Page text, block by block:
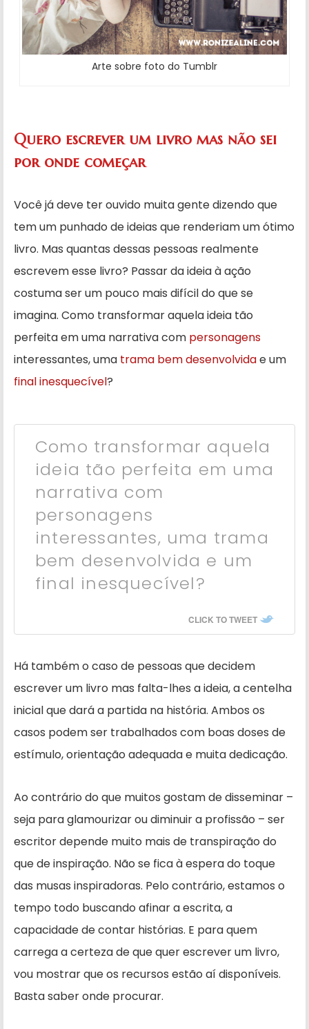
Arte sobre foto do Tumblr
Quero escrever um livro mas não sei
por onde começar
Você já deve ter ouvido muita gente dizendo que
tem um punhado de ideias que renderiam um ótimo
livro. Mas quantas dessas pessoas realmente
escrevem esse livro? Passar da ideia à ação
costuma ser um pouco mais difícil do que se
imagina. Como transformar aquela ideia tão
perfeita em uma narrativa com personagens
interessantes, uma trama bem desenvolvidae um
final inesquecível?
Como transformar aquela
ideia tão perfeita em uma
narrativa com
personagens
interessantes, uma trama
bem desenvolvida e um
final inesquecível?
CLICK TO TWEET
Há também o caso de pessoas que decidem
escrever um livro mas falta-lhes a ideia, a centelha
inicial que dará a partida na história. Ambos os
casos podem ser trabalhados com boas doses de
estímulo, orientação adequada e muita dedicação.
Ao contrário do que muitos gostam de disseminar –
seja para glamourizar ou diminuir a profissão – ser
escritor depende muito mais de transpiração do
que de inspiração. Não se fica à espera do toque
das musas inspiradoras. Pelo contrário, estamos o
tempo todo buscando afinar a escrita, a
capacidade de contar histórias. E para quem
carrega a certeza de que quer escrever um livro,
vou mostrar que os recursos estão aí disponíveis.
Basta saber onde procurar.